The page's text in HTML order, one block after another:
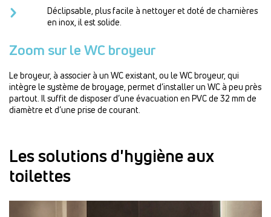
Déclipsable, plus facile à nettoyer et doté de charnières
en inox, il est solide.
Zoom sur le WC broyeur
Le broyeur, à associer à un WC existant, ou le WC broyeur, qui
intègre le système de broyage, permet d’installer un WC à peu près
partout. Il suffit de disposer d’une évacuation en PVC de 32 mm de
diamètre et d’une prise de courant.
Les solutions d'hygiène aux
toilettes